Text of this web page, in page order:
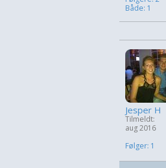
Både: 1
Jesper H
Tilmeldt:
aug 2016
Følger: 1